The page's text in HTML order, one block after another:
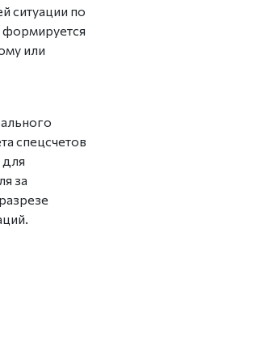
ситуации по
формируется
или
спецсчетов
за